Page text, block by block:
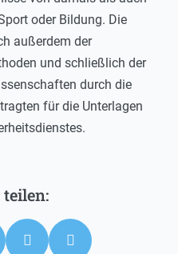
oder Bildung. Die
außerdem der
und schließlich der
durch die
für die Unterlagen